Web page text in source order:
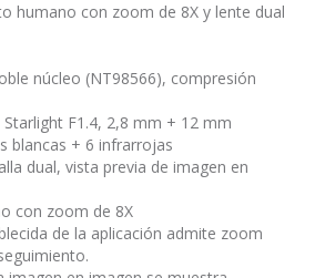
humano con zoom de 8X y lente dual
núcleo (NT98566), compresión
F1.4, 2,8 mm + 12 mm
blancas + 6 infrarrojas
dual, vista previa de imagen en
con zoom de 8X
de la aplicación admite zoom